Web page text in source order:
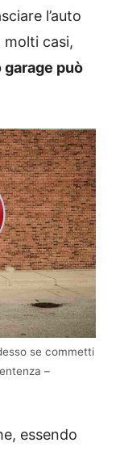
l’auto
molti casi,
può
se commetti
–
essendo